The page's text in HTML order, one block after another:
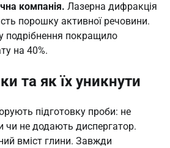
компанія. Лазерна дифракція
порошку активної речовини.
подрібнення покращило
на 40%.
та як їх уникнути
підготовку проби: не
чи не додають диспергатор.
вміст глини. Завжди